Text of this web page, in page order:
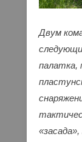
Двум
палатка,